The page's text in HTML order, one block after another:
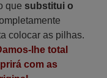
que substitui o
colocar as pilhas.
lhe total
com as